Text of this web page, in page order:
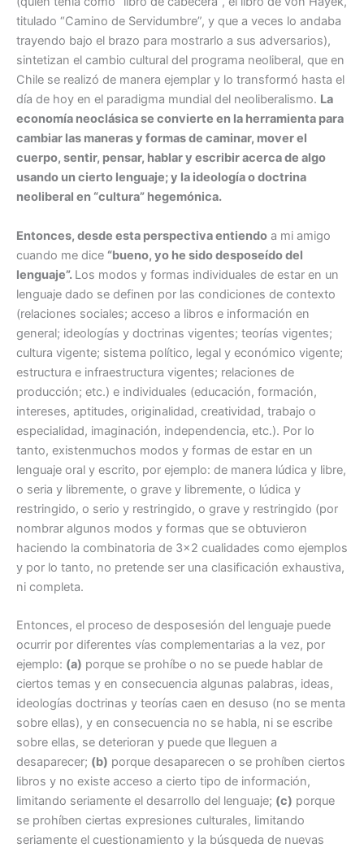
titulado “Camino de Servidumbre”, y que a veces lo andaba
trayendo bajo el brazo para mostrarlo a sus adversarios),
sintetizan el cambio cultural del programa neoliberal, que en
Chile se realizó de manera ejemplar y lo transformó hasta el
día de hoy en el paradigma mundial del neoliberalismo. La
economía neoclásica se convierte en la herramienta para
cambiar las maneras y formas de caminar, mover el
cuerpo, sentir, pensar, hablar y escribir acerca de algo
usando un cierto lenguaje; y la ideología o doctrina
neoliberal en “cultura” hegemónica.
Entonces, desde esta perspectiva entiendo a mi amigo
cuando me dice “bueno, yo he sido desposeído del
lenguaje”. Los modos y formas individuales de estar en un
lenguaje dado se definen por las condiciones de contexto
(relaciones sociales; acceso a libros e información en
general; ideologías y doctrinas vigentes; teorías vigentes;
cultura vigente; sistema político, legal y económico vigente;
estructura e infraestructura vigentes; relaciones de
producción; etc.) e individuales (educación, formación,
intereses, aptitudes, originalidad, creatividad, trabajo o
especialidad, imaginación, independencia, etc.). Por lo
tanto, existenmuchos modos y formas de estar en un
lenguaje oral y escrito, por ejemplo: de manera lúdica y libre,
o seria y libremente, o grave y libremente, o lúdica y
restringido, o serio y restringido, o grave y restringido (por
nombrar algunos modos y formas que se obtuvieron
haciendo la combinatoria de 3×2 cualidades como ejemplos
y por lo tanto, no pretende ser una clasificación exhaustiva,
ni completa.
Entonces, el proceso de desposesión del lenguaje puede
ocurrir por diferentes vías complementarias a la vez, por
ejemplo: (a) porque se prohíbe o no se puede hablar de
ciertos temas y en consecuencia algunas palabras, ideas,
ideologías doctrinas y teorías caen en desuso (no se menta
sobre ellas), y en consecuencia no se habla, ni se escribe
sobre ellas, se deterioran y puede que lleguen a
desaparecer; (b) porque desaparecen o se prohíben ciertos
libros y no existe acceso a cierto tipo de información,
limitando seriamente el desarrollo del lenguaje; (c) porque
se prohíben ciertas expresiones culturales, limitando
seriamente el cuestionamiento y la búsqueda de nuevas